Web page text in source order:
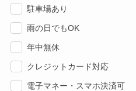
駐車場あり
雨の日でもOK
年中無休
クレジットカード対応
電子マネー・スマホ決済可